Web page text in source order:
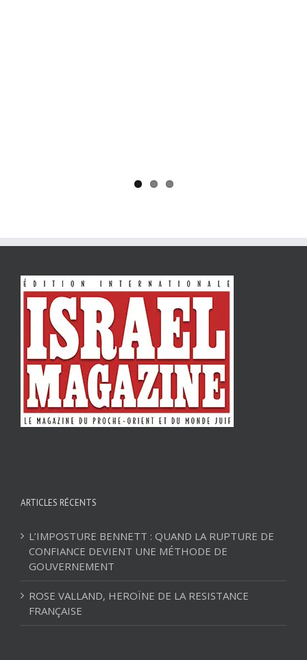
ARTICLES RÉCENTS
L’IMPOSTURE BENNETT : QUAND LA RUPTURE DE
CONFIANCE DEVIENT UNE MÉTHODE DE
GOUVERNEMENT
ROSE VALLAND, HEROÏNE DE LA RESISTANCE
FRANÇAISE